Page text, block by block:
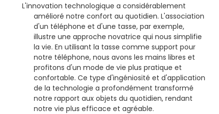
L'innovation technologique a considérablement
amélioré notre confort au quotidien. L'association
d'un téléphone et d'une tasse, par exemple,
illustre une approche novatrice qui nous simplifie
la vie. En utilisant la tasse comme support pour
notre téléphone, nous avons les mains libres et
profitons d'un mode de vie plus pratique et
confortable. Ce type d'ingéniosité et d'application
de la technologie a profondément transformé
notre rapport aux objets du quotidien, rendant
notre vie plus efficace et agréable.